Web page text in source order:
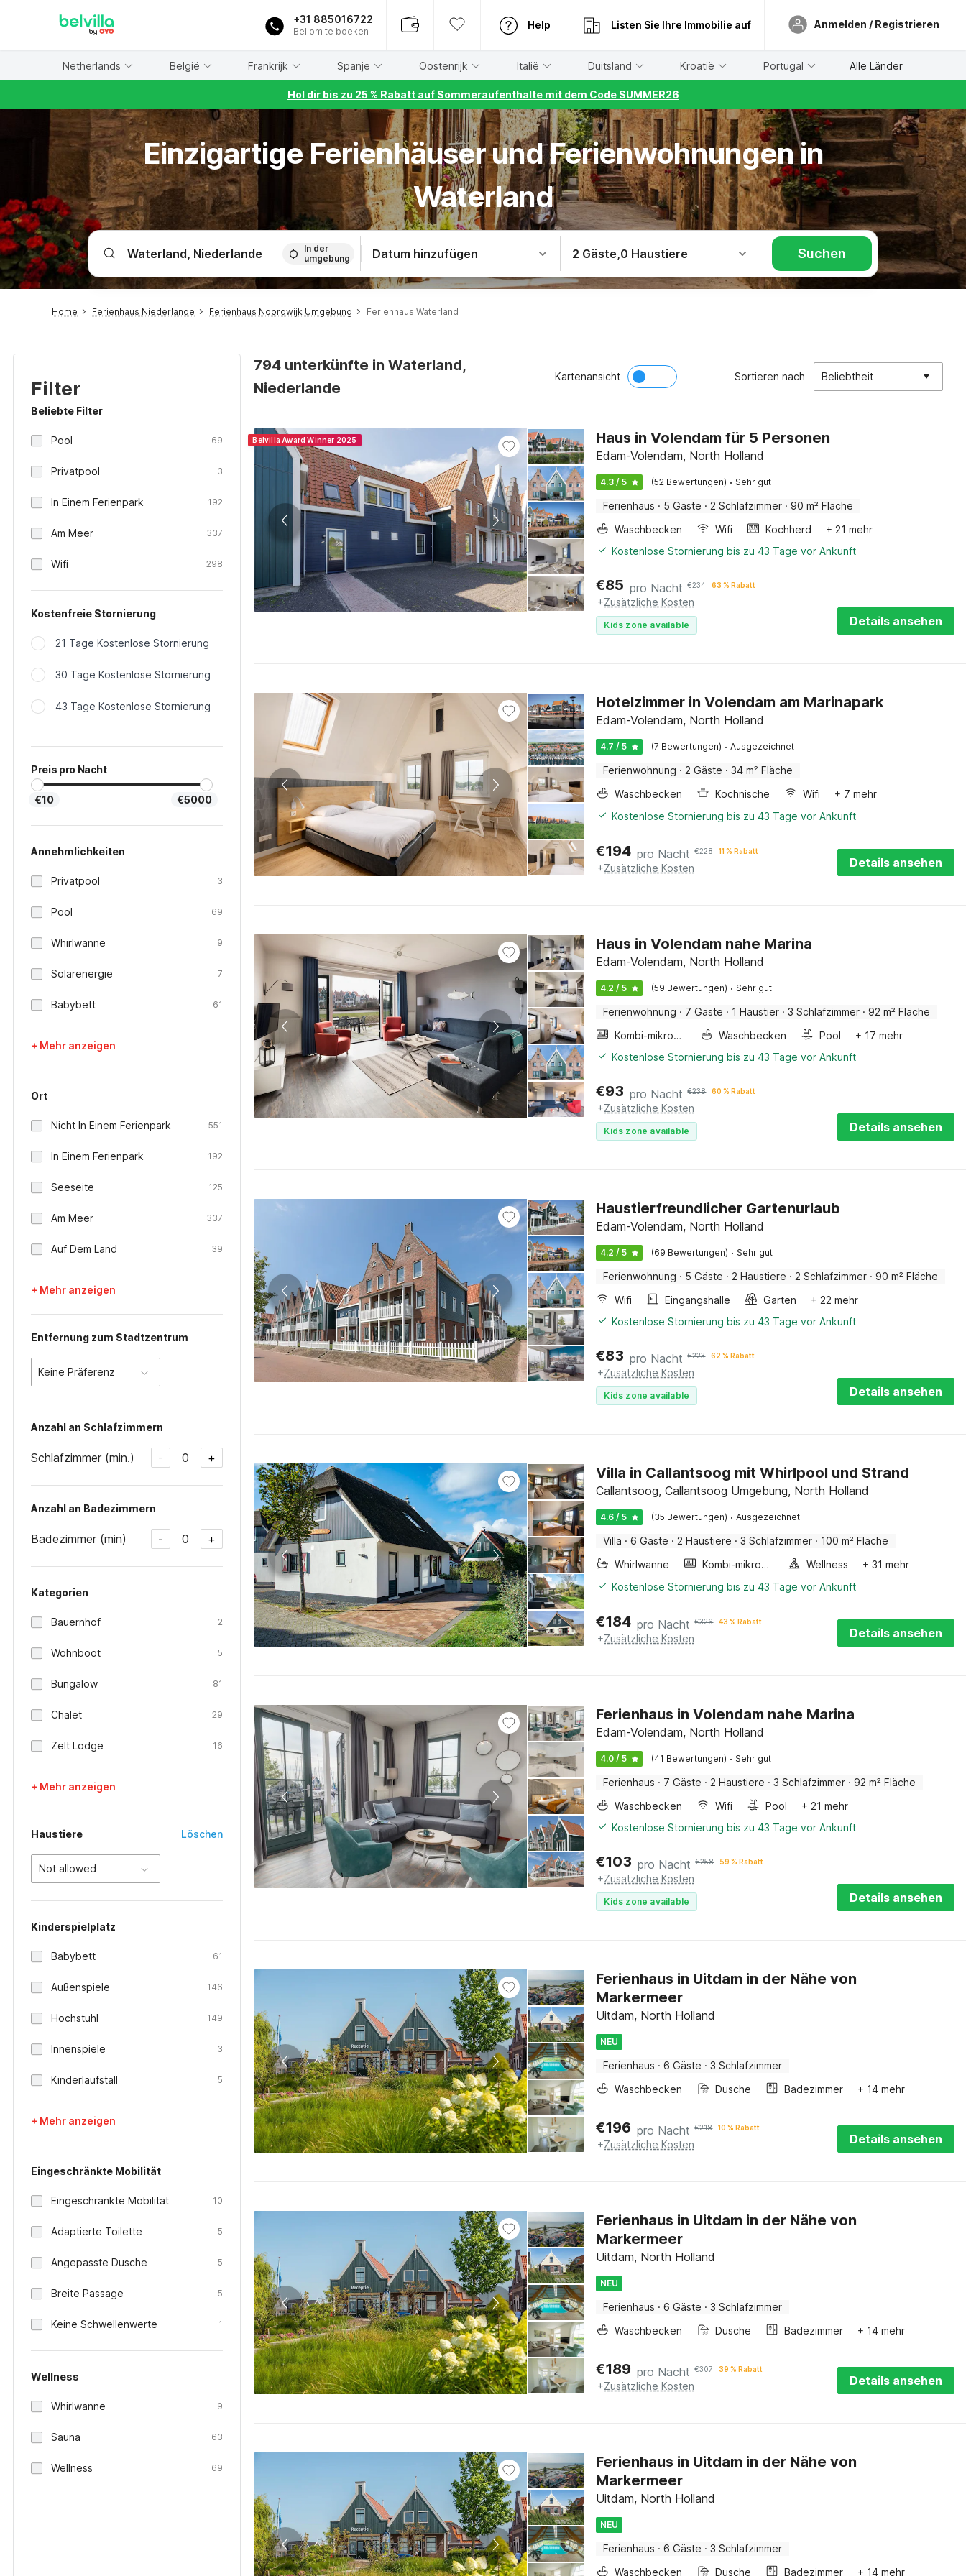
+31 885016722
Bel om te boeken
Help Listen Sie Ihre Immobilie auf Anmelden / Registrieren
Netherlands België Frankrijk Spanje Oostenrijk Italië Duitsland Kroatië Portugal Alle Länder
Hol dir bis zu 25 % Rabatt auf Sommeraufenthalte mit dem Code SUMMER26
Einzigartige Ferienhäuser und Ferienwohnungen in
Waterland
In der
umgebung
Datum hinzufügen 2 Gäste,0 Haustiere Suchen
Home Ferienhaus Niederlande Ferienhaus Noordwijk Umgebung Ferienhaus Waterland
Filter
Beliebte Filter
Pool 69
Privatpool 3
In Einem Ferienpark 192
Am Meer 337
Wifi 298
Kostenfreie Stornierung
21 Tage Kostenlose Stornierung
30 Tage Kostenlose Stornierung
43 Tage Kostenlose Stornierung
Preis pro Nacht
€10 €5000
Annehmlichkeiten
Privatpool 3
Pool 69
Whirlwanne 9
Solarenergie 7
Babybett 61
+ Mehr anzeigen
Ort
Nicht In Einem Ferienpark 551
In Einem Ferienpark 192
Seeseite 125
Am Meer 337
Auf Dem Land 39
+ Mehr anzeigen
Entfernung zum Stadtzentrum
Keine Präferenz
Anzahl an Schlafzimmern
Schlafzimmer (min.) - 0 +
Anzahl an Badezimmern
Badezimmer (min) - 0 +
Kategorien
Bauernhof 2
Wohnboot 5
Bungalow 81
Chalet 29
Zelt Lodge 16
+ Mehr anzeigen
Haustiere Löschen
Not allowed
Kinderspielplatz
Babybett 61
Außenspiele 146
Hochstuhl 149
Innenspiele 3
Kinderlaufstall 5
+ Mehr anzeigen
Eingeschränkte Mobilität
Eingeschränkte Mobilität 10
Adaptierte Toilette 5
Angepasste Dusche 5
Breite Passage 5
Keine Schwellenwerte 1
Wellness
Whirlwanne 9
Sauna 63
Wellness 69
794 unterkünfte in Waterland,
Niederlande
Kartenansicht Sortieren nach Beliebtheit
Belvilla Award Winner 2025 Haus in Volendam für 5 Personen
Edam-Volendam, North Holland
4.3 / 5 (52 Bewertungen) · Sehr gut
Ferienhaus · 5 Gäste · 2 Schlafzimmer · 90 m² Fläche
Waschbecken
Wifi Kochherd
+ 21 mehr
Kostenlose Stornierung bis zu 43 Tage vor Ankunft
€85 pro Nacht €234 63 % Rabatt
+Zusätzliche Kosten
Kids zone available Details ansehen
Hotelzimmer in Volendam am Marinapark
Edam-Volendam, North Holland
4.7 / 5 (7 Bewertungen) · Ausgezeichnet
Ferienwohnung · 2 Gäste · 34 m² Fläche
Waschbecken
Kochnische Wifi
+ 7 mehr
Kostenlose Stornierung bis zu 43 Tage vor Ankunft
€194 pro Nacht €228 11 % Rabatt
+Zusätzliche Kosten Details ansehen
Haus in Volendam nahe Marina
Edam-Volendam, North Holland
4.2 / 5 (59 Bewertungen) · Sehr gut
Ferienwohnung · 7 Gäste · 1 Haustier · 3 Schlafzimmer · 92 m² Fläche
Kombi-mikrowelle
Waschbecken Pool
+ 17 mehr
Kostenlose Stornierung bis zu 43 Tage vor Ankunft
€93 pro Nacht €238 60 % Rabatt
+Zusätzliche Kosten
Kids zone available Details ansehen
Haustierfreundlicher Gartenurlaub
Edam-Volendam, North Holland
4.2 / 5 (69 Bewertungen) · Sehr gut
Ferienwohnung · 5 Gäste · 2 Haustiere · 2 Schlafzimmer · 90 m² Fläche
Wifi
Eingangshalle Garten
+ 22 mehr
Kostenlose Stornierung bis zu 43 Tage vor Ankunft
€83 pro Nacht €223 62 % Rabatt
+Zusätzliche Kosten
Kids zone available Details ansehen
Villa in Callantsoog mit Whirlpool und Strand
Callantsoog, Callantsoog Umgebung, North Holland
4.6 / 5 (35 Bewertungen) · Ausgezeichnet
Villa · 6 Gäste · 2 Haustiere · 3 Schlafzimmer · 100 m² Fläche
Whirlwanne
Kombi-mikrowelle Wellness
+ 31 mehr
Kostenlose Stornierung bis zu 43 Tage vor Ankunft
€184 pro Nacht €326 43 % Rabatt
+Zusätzliche Kosten Details ansehen
Ferienhaus in Volendam nahe Marina
Edam-Volendam, North Holland
4.0 / 5 (41 Bewertungen) · Sehr gut
Ferienhaus · 7 Gäste · 2 Haustiere · 3 Schlafzimmer · 92 m² Fläche
Waschbecken
Wifi Pool
+ 21 mehr
Kostenlose Stornierung bis zu 43 Tage vor Ankunft
€103 pro Nacht €258 59 % Rabatt
+Zusätzliche Kosten
Kids zone available Details ansehen
Ferienhaus in Uitdam in der Nähe von
Markermeer
Uitdam, North Holland
NEU
Ferienhaus · 6 Gäste · 3 Schlafzimmer
Waschbecken
Dusche Badezimmer + 14 mehr
€196 pro Nacht €218 10 % Rabatt
+Zusätzliche Kosten Details ansehen
Ferienhaus in Uitdam in der Nähe von
Markermeer
Uitdam, North Holland
NEU
Ferienhaus · 6 Gäste · 3 Schlafzimmer
Waschbecken
Dusche Badezimmer + 14 mehr
€189 pro Nacht €307 39 % Rabatt
+Zusätzliche Kosten Details ansehen
Ferienhaus in Uitdam in der Nähe von
Markermeer
Uitdam, North Holland
NEU
Ferienhaus · 6 Gäste · 3 Schlafzimmer
Waschbecken
Dusche Badezimmer + 14 mehr